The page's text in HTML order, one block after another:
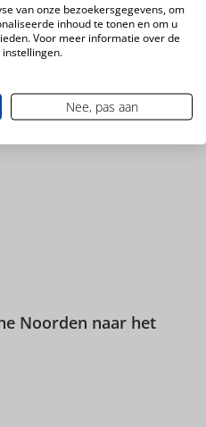
Noorden naar het
van onze bezoekersgegevens, om
inhoud te tonen en om u
Voor meer informatie over de
instellingen.
Nee, pas aan